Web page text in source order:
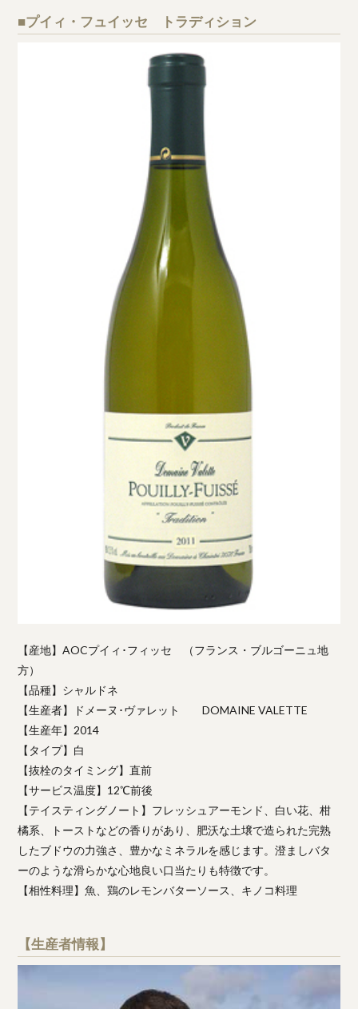
■プイィ・フュイッセ トラディション
【産地】AOCプイィ･フィッセ （フランス・ブルゴーニュ地
方）
【品種】シャルドネ
【生産者】ドメーヌ･ヴァレット DOMAINE VALETTE
【生産年】2014
【タイプ】白
【抜栓のタイミング】直前
【サービス温度】12℃前後
【テイスティングノート】フレッシュアーモンド、白い花、柑
橘系、トーストなどの香りがあり、肥沃な土壌で造られた完熟
したブドウの力強さ、豊かなミネラルを感じます。澄ましバタ
ーのような滑らかな心地良い口当たりも特徴です。
【相性料理】魚、鶏のレモンバターソース、キノコ料理
【生産者情報】